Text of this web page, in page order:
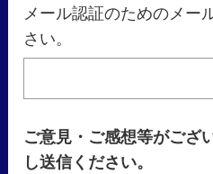
メール認証のためのメー
さい。
ご意見・ご感想等がござ
し送信ください。